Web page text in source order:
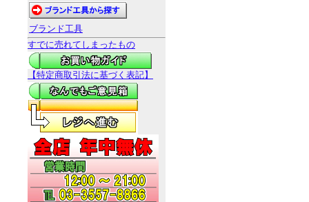
ブランド工具
すでに売れてしまったもの
【特定商取引法に基づく表記】